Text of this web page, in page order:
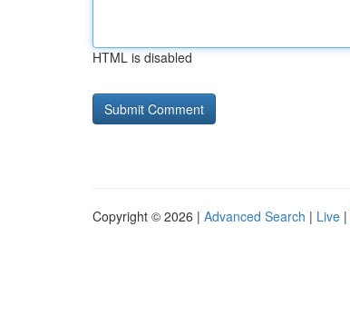
HTML is disabled
Copyright © 2026 | Advanced Search | Live |